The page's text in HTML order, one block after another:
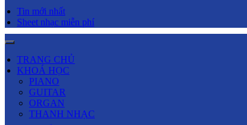
Tin mới nhất
Sheet nhạc miễn phí
TRANG CHỦ
KHOÁ HỌC
PIANO
GUITAR
ORGAN
THANH NHẠC